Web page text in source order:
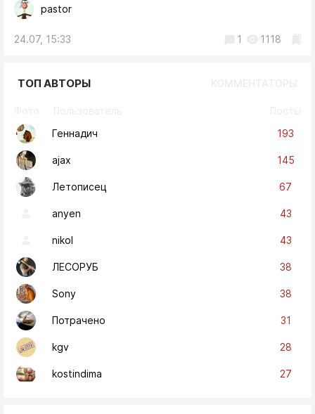
pastor
24.07, 15:33 1 1118
ТОП АВТОРЫ
Геннадич
193
ajax 145
Летописец 67
anyen 43
nikol 43
ЛЕСОРУБ 38
Sony 38
Потрачено 31
kgv 28
kostindima 27